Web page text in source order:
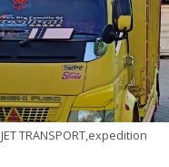
JET TRANSPORT,expedition